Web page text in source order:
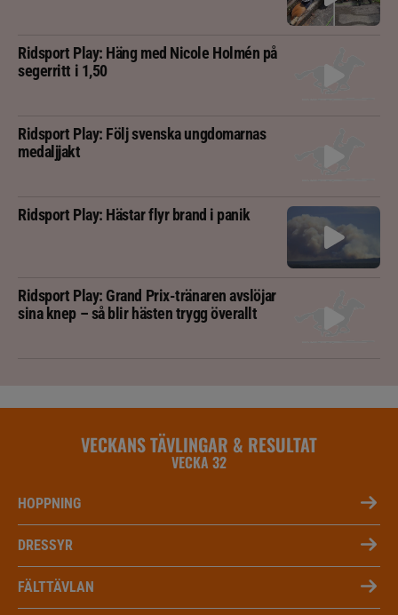
Ridsport Play: Häng med Nicole Holmén på
segerritt i 1,50
Ridsport Play: Följ svenska ungdomarnas
medaljjakt
Ridsport Play: Hästar flyr brand i panik
Ridsport Play: Grand Prix-tränaren avslöjar
sina knep – så blir hästen trygg överallt
VECKANS TÄVLINGAR & RESULTAT
VECKA 32
HOPPNING
DRESSYR
FÄLTTÄVLAN